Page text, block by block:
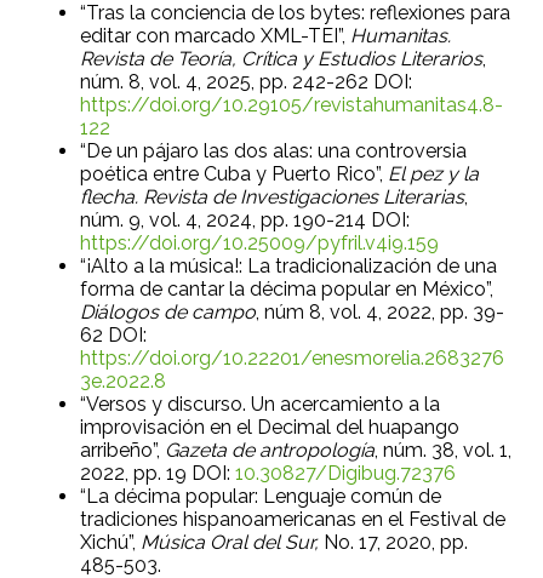
“Tras la conciencia de los bytes: reflexiones para
editar con marcado XML-TEI”, Humanitas.
Revista de Teoría, Crítica y Estudios Literarios,
núm. 8, vol. 4, 2025, pp. 242-262 DOI:
https://doi.org/10.29105/revistahumanitas4.8-
122
“De un pájaro las dos alas: una controversia
poética entre Cuba y Puerto Rico”, El pez y la
flecha. Revista de Investigaciones Literarias,
núm. 9, vol. 4, 2024, pp. 190-214 DOI:
https://doi.org/10.25009/pyfril.v4i9.159
“¡Alto a la música!: La tradicionalización de una
forma de cantar la décima popular en México”,
Diálogos de campo, núm 8, vol. 4, 2022, pp. 39-
62 DOI:
https://doi.org/10.22201/enesmorelia.2683276
3e.2022.8
“Versos y discurso. Un acercamiento a la
improvisación en el Decimal del huapango
arribeño”, Gazeta de antropología, núm. 38, vol. 1,
2022, pp. 19 DOI: 10.30827/Digibug.72376
“La décima popular: Lenguaje común de
tradiciones hispanoamericanas en el Festival de
Xichú”, Música Oral del Sur, No. 17, 2020, pp.
485-503.